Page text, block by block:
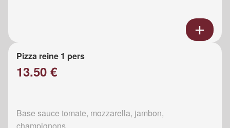
Pizza reine 1 pers
13.50 €
Base sauce tomate, mozzarella, jambon,